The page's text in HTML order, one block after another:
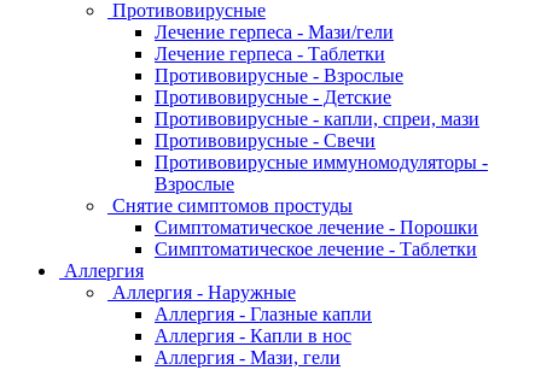
Противовирусные
Лечение герпеса - Мази/гели
Лечение герпеса - Таблетки
Противовирусные - Взрослые
Противовирусные - Детские
Противовирусные - капли, спреи, мази
Противовирусные - Свечи
Противовирусные иммуномодуляторы -
Взрослые
Снятие симптомов простуды
Симптоматическое лечение - Порошки
Симптоматическое лечение - Таблетки
Аллергия
Аллергия - Наружные
Аллергия - Глазные капли
Аллергия - Капли в нос
Аллергия - Мази, гели